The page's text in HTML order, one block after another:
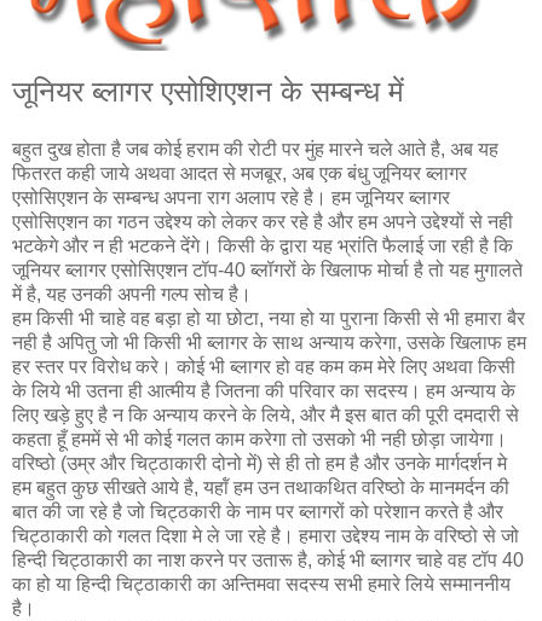
जूनियर ब्‍लागर एसोशिएशन के सम्‍बन्‍ध में
बहुत दुख होता है जब कोई हराम की रोटी पर मुंह मारने चले आते है, अब यह
फितरत कही जाये अथवा आदत से मजबूर, अब एक बंधु जूनियर ब्‍लागर
एसोसिएशन के सम्बन्ध अपना राग अलाप रहे है। हम जूनियर ब्‍लागर
एसोसिएशन का गठन उद्देश्य को लेकर कर रहे है और हम अपने उद्देश्यों से नही
भटकेगे और न ही भटकने देंगे। किसी के द्वारा यह भ्रांति फैलाई जा रही है कि
जूनियर ब्‍लागर एसोसिएशन टॉप-40 ब्लॉगरों के खिलाफ मोर्चा है तो यह मुगालते
में है, यह उनकी अपनी गल्प सोच है।
हम किसी भी चाहे वह बड़ा हो या छोटा, नया हो या पुराना किसी से भी हमारा बैर
नही है अपितु जो भी किसी भी ब्‍लागर के साथ अन्याय करेगा, उसके खिलाफ हम
हर स्तर पर विरोध करे। कोई भी ब्‍लागर हो वह कम कम मेरे लिए अथवा किसी
के लिये भी उतना ही आत्‍मीय है जितना की परिवार का सदस्य। हम अन्याय के
लिए खड़े हुए है न कि अन्याय करने के लिये, और मै इस बात की पूरी दमदारी से
कहता हूँ हममें से भी कोई गलत काम करेगा तो उसको भी नही छोड़ा जायेगा।
वरिष्‍ठो (उम्र और चिट्ठाकारी दोनो में) से ही तो हम है और उनके मार्गदर्शन मे
हम बहुत कुछ सीखते आये है, यहॉं हम उन तथाकथित वरिष्‍ठो के मानमर्दन की
बात की जा रहे है जो चिट्ठकारी के नाम पर ब्‍लागरों को परेशान करते है और
चिट्ठाकारी को गलत दिशा मे ले जा रहे है। हमारा उद्देश्‍य नाम के वरिष्‍ठो से जो
हिन्‍दी चिट्ठाकारी का नाश करने पर उतारू है, कोई भी ब्‍लागर चाहे वह टॉप 40
का हो या हिन्‍दी चिट्ठाकारी का अन्तिमवा सदस्‍य सभी हमारे लिये सम्‍माननीय
है।